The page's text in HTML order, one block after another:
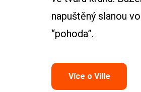
napuštěný slanou
“pohoda”.
Více o Ville